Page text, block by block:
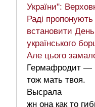
України":
Раді пропонують
встановити День
українського
Але цього
Гермафродит —
тож мать твоя.
Высрала
жн она как то